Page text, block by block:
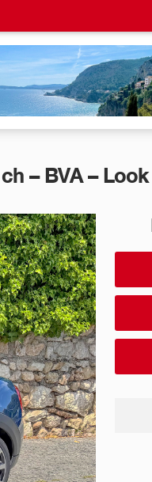
– BVA –